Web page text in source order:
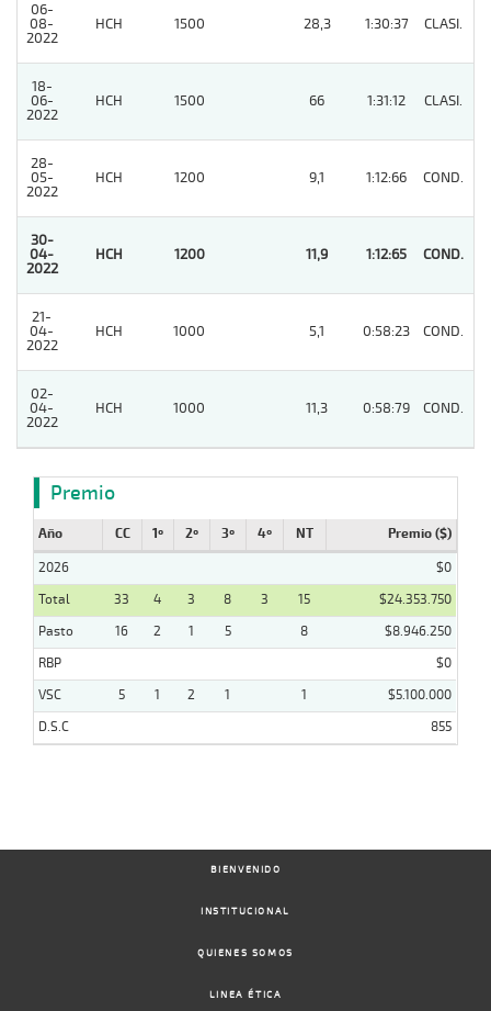
06-
08-
2022
HCH 1500 28,3 1:30:37 CLASI.
18-
06-
2022
HCH 1500 66 1:31:12 CLASI.
28-
05-
2022
HCH 1200 9,1 1:12:66 COND.
30-
04-
2022
HCH 1200 11,9 1:12:65 COND.
21-
04-
2022
HCH 1000 5,1 0:58:23 COND.
02-
04-
2022
HCH 1000 11,3 0:58:79 COND.
Premio
Año CC 1º 2º 3º 4º NT Premio ($)
2026
$0
Total
33 4 3 8 3 15
$24.353.750
Pasto
16 2 1 5 8
$8.946.250
RBP
$0
VSC
5 1 2 1 1
$5.100.000
D.S.C
855
BIENVENIDO
INSTITUCIONAL
QUIENES SOMOS
LINEA ÉTICA